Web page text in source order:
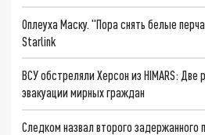
Оплеуха Маску. "Пора снять белые
Starlink
ВСУ обстреляли Херсон из HIMARS:
эвакуации мирных граждан
Следком назвал второго задержанного